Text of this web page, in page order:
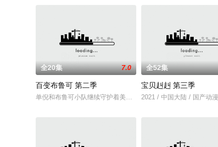
全20集 7.0
百变布鲁可 第二季
单倪和布鲁可小队继续守护着美丽的葡乐镇，与热心善良的孩
全52集
宝贝赳赳 第三季
2021 / 中国大陆 / 国产动漫